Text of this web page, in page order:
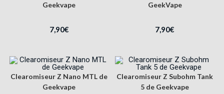
Geekvape
7,90€
GeekVape
7,90€
Clearomiseur Z Nano MTL de
Geekvape
Clearomiseur Z Subohm Tank
5 de Geekvape